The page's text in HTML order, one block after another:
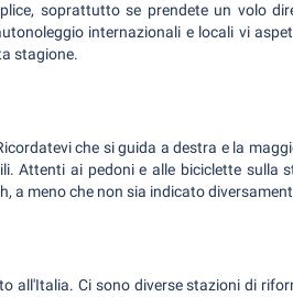
soprattutto se prendete un volo
internazionali e locali vi
stagione.
che si guida a destra e la
Attenti ai pedoni e alle biciclette sulla
a meno che non sia indicato
all'Italia. Ci sono diverse stazioni di